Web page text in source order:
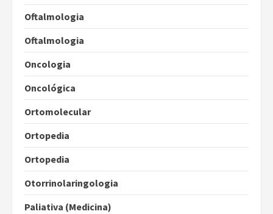
Oftalmologia
Oftalmologia
Oncologia
Oncológica
Ortomolecular
Ortopedia
Ortopedia
Otorrinolaringologia
Paliativa (Medicina)